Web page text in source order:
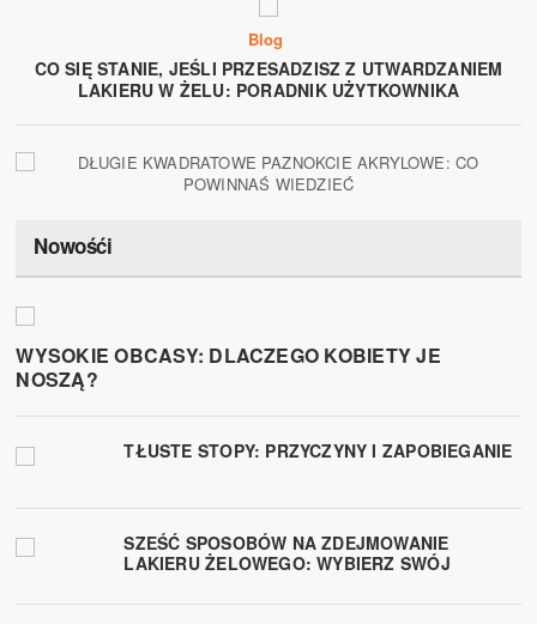
Blog
CO SIĘ STANIE, JEŚLI PRZESADZISZ Z UTWARDZANIEM
LAKIERU W ŻELU: PORADNIK UŻYTKOWNIKA
Nowośći
WYSOKIE OBCASY: DLACZEGO KOBIETY JE
NOSZĄ?
TŁUSTE STOPY: PRZYCZYNY I ZAPOBIEGANIE
SZEŚĆ SPOSOBÓW NA ZDEJMOWANIE
LAKIERU ŻELOWEGO: WYBIERZ SWÓJ